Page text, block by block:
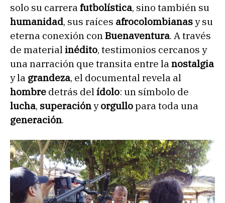
solo su carrera futbolística, sino también su
humanidad, sus raíces afrocolombianasy su
eterna conexión con Buenaventura. A través
de material inédito, testimonios cercanos y
una narración que transita entre la nostalgia
y la grandeza, el documental revela al
hombre detrás del ídolo: un símbolo de
lucha, superaciónyorgullopara toda una
generación.